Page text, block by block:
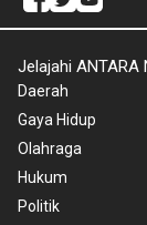
Jelajahi ANTARA
Daerah
Gaya Hidup
Olahraga
Hukum
Politik